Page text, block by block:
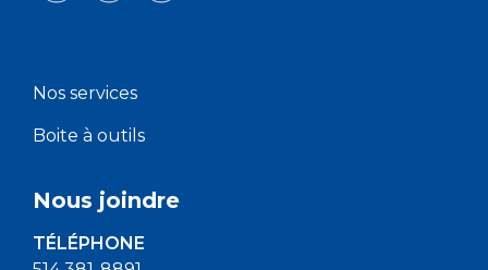
Nos services
Boite à outils
Nous joindre
TÉLÉPHONE